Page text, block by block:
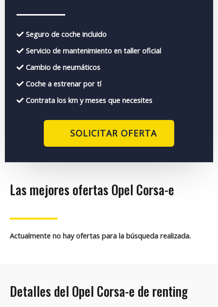
Seguro de coche incluido
Servicio de mantenimiento en taller oficial
Cambio de neumáticos
Coche a estrenar por tí
Contrata los km y meses que necesites
SOLICITAR OFERTA
Las mejores ofertas Opel Corsa-e
Actualmente no hay ofertas para la búsqueda realizada.
Detalles del Opel Corsa-e de renting